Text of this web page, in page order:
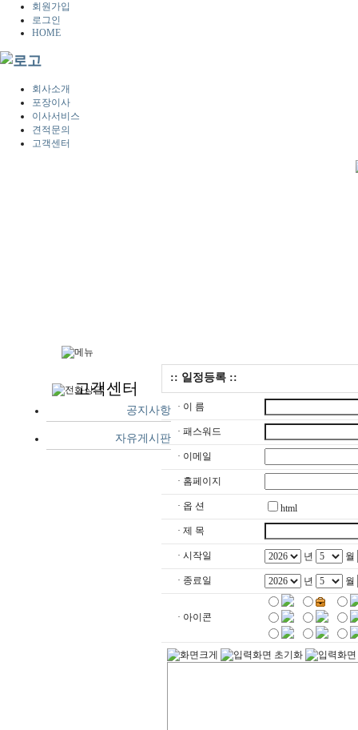
회원가입
로그인
HOME
회사소개
포장이사
이사서비스
견적문의
고객센터
고객센터
공지사항
자유게시판
:: 일정등록 ::
· 이 름
· 패스워드
· 이메일
· 홈페이지
· 옵 션
html
· 제 목
· 시작일 년 월
· 종료일 년 월
· 아이콘